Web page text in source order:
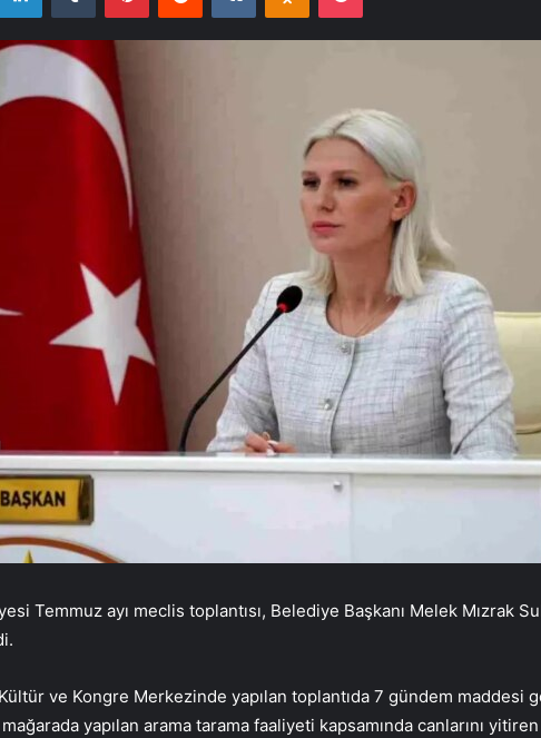
Temmuz ayı meclis toplantısı, Belediye Başkanı Melek Mızrak
ve Kongre Merkezinde yapılan toplantıda 7 gündem maddesi
yapılan arama tarama faaliyeti kapsamında canlarını